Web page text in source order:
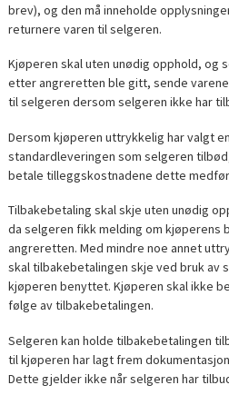
brev), og den må inneholde
returnere varen til selgeren.
Kjøperen skal uten unødig opphold, og
etter angreretten ble gitt, sende
til selgeren dersom selgeren ikke har
Dersom kjøperen uttrykkelig har valgt
standardleveringen som selgeren
betale tilleggskostnadene dette
Tilbakebetaling skal skje uten unødig
da selgeren fikk melding om kjøperens
angreretten. Med mindre noe annet
skal tilbakebetalingen skje ved bruk av
kjøperen benyttet. Kjøperen skal ikke
følge av tilbakebetalingen.
Selgeren kan holde tilbakebetalingen
til kjøperen har lagt frem
Dette gjelder ikke når selgeren har